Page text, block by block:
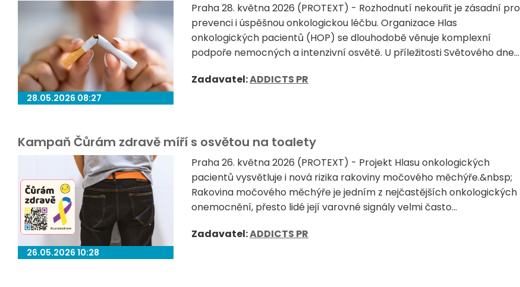
28.05.2026 08:27
Praha 28. května 2026 (PROTEXT) - Rozhodnutí nekouřit je zásadní pro
prevenci i úspěšnou onkologickou léčbu. Organizace Hlas
onkologických pacientů (HOP) se dlouhodobě věnuje komplexní
podpoře nemocných a intenzivní osvětě. U příležitosti Světového dne...
Zadavatel:ADDICTS PR
Kampaň Čůrám zdravě míří s osvětou na toalety
26.05.2026 10:28
Praha 26. května 2026 (PROTEXT) - Projekt Hlasu onkologických
pacientů vysvětluje i nová rizika rakoviny močového měchýře.&nbsp;
Rakovina močového měchýře je jedním z nejčastějších onkologických
onemocnění, přesto lidé její varovné signály velmi často...
Zadavatel:ADDICTS PR